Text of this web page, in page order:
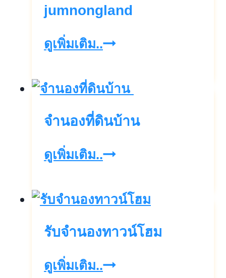
โด
ที่ดิน
เงิน
ภายใน
วัน
เดียว
jumnongland
ดูเพิ่มเติม..jumnongland
จำนองที่ดินบ้าน
ดูเพิ่มเติม..จำนอง
บ้าน
รับจำนองทาวน์โฮม
ดูเพิ่มเติม..รับ